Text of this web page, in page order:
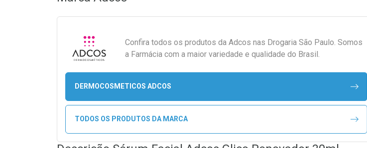
Confira todos os produtos da Adcos nas Drogaria São Paulo. Somos
a Farmácia com a maior variedade e qualidade do Brasil.
DERMOCOSMETICOS ADCOS
TODOS OS PRODUTOS DA MARCA